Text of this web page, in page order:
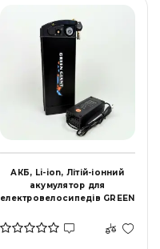
АКБ, Li-ion, Літій-іонний
акумулятор для
електровелосипедів GREEN
планкою -кріплення в
комплекті